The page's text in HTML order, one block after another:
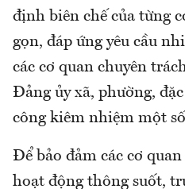
định biên chế của từng
gọn, đáp ứng yêu cầu
các cơ quan chuyên
Đảng ủy xã, phường,
công kiêm nhiệm một
Để bảo đảm các cơ
hoạt động thông suốt,